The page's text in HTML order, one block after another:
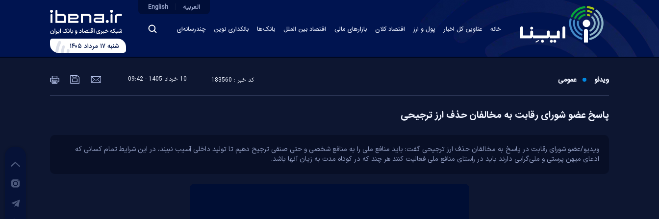
خانه عناوین کل اخبار پول و ارز اقتصاد کلان بازارهای مالی اقتصاد بین الملل بانک‌ها بانکداری نوین چندرسانه‌ای
العربیه English
شنبه ۱۷ مرداد ۱۴۰۵
ویدئو عمومی کد خبر : 183560 10 خرداد 1405 - 09:42
پاسخ عضو شورای رقابت به مخالفان حذف ارز ترجیحی
ویدیو/عضو شورای رقابت در پاسخ به مخالفان حذف ارز ترجیحی گفت: باید منافع ملی را به منافع شخصی و حتی صنفی ترجیح دهیم تا تولید داخلی آسیب نبیند، در این شرایط تمام کسانی که
ادعای میهن پرستی و ملی‌گرایی دارند باید در راستای منافع ملی فعالیت کنند هر چند که در کوتاه مدت به زیان آنها باشد.